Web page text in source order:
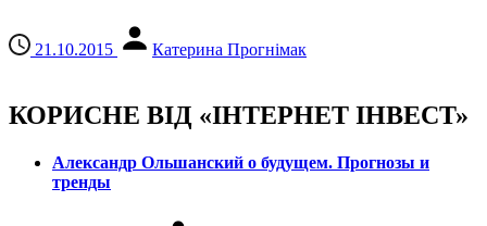
21.10.2015 Катерина Прогнімак
КОРИСНЕ ВІД «ІНТЕРНЕТ ІНВЕСТ»
Александр Ольшанский о будущем. Прогнозы и
тренды